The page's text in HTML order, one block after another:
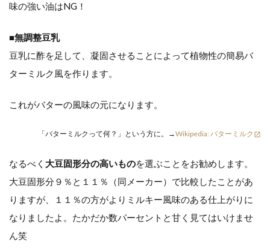
味の強い油はNG！
■無調整豆乳
豆乳に酢を足して、凝固させることによって植物性の簡易バ
ターミルク風を作ります。
これがバターの風味の元になります。
「バターミルクって何？」という方に。→Wikipedia: バターミルク open_in_new
なるべく 大豆固形分の高いものを選ぶことをお勧めします。
大豆固形分９％と１１％（同メーカー）で比較したことがあ
りますが、１１％の方がよりミルキー風味のある仕上がりに
なりましたよ。たかだか数パーセントと甘く見てはいけませ
ん笑